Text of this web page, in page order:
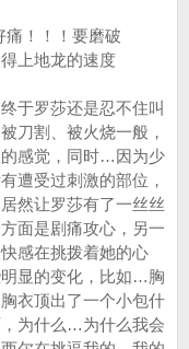
！！！要磨破
上地龙的速度
于罗莎还是忍不住叫
刀割、被火烧一般，
感觉，同时…因为少
遭受过刺激的部位，
然让罗莎有了一丝丝
面是剧痛攻心，另一
感在挑拨着她的心
显的变化，比如…胸
衣顶出了一个小包什
为什么…为什么我会